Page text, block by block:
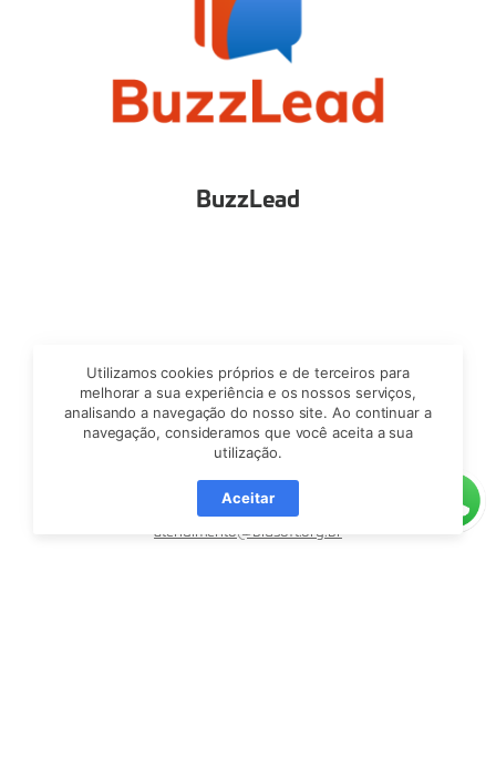
BuzzLead
Sala 408, Itoupava Seca, Blumenau/SC
CEP 89030-000
atendimento@blusoft.org.br
Utilizamos cookies próprios e de terceiros para
melhorar a sua experiência e os nossos serviços,
analisando a navegação do nosso site. Ao continuar a
navegação, consideramos que você aceita a sua
utilização.
Aceitar